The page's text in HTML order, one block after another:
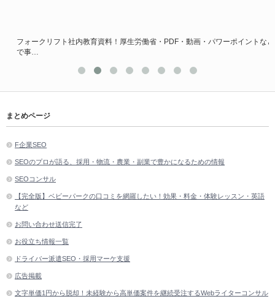
フォークリフト社内教育資料！厚生労働省・PDF・動画・パワーポイントなど
で事…
まとめページ
F企業SEO
SEOのプロが語る、採用・物流・農業・副業で豊かになるための情報
SEOコンサル
【完全版】ベビーパークの口コミを網羅したい！効果・料金・体験レッスン・英語
など
お問い合わせ送信完了
お役立ち情報一覧
ドライバー派遣SEO・採用マーケ支援
広告掲載
文字単価1円から脱却！未経験から高単価案件を継続受注するWebライターコンサル